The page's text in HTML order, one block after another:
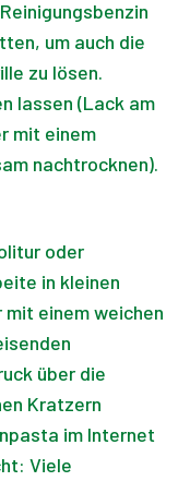
um auch die
zu lösen.
lassen (Lack am
mit einem
nachtrocknen).
oder
in kleinen
einem weichen
über die
Kratzern
im Internet
Viele